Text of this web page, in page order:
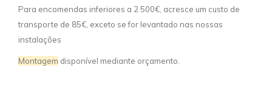
Para encomendas inferiores a 2 500€, acresce um custo de
transporte de 85€, exceto se for levantado nas nossas
instalações
Montagem disponível mediante orçamento.